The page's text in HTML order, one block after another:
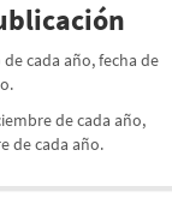
cada año, fecha de
de cada año,
de cada año.